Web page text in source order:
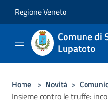
Regione Veneto
Comune di
Lupatoto
Home > Novità >
Insieme contro le truffe: